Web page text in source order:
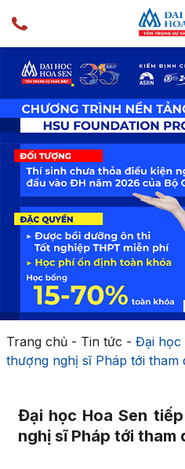
Trang chủ- Tin tức - Đại học
thượng nghị sĩ Pháp tới tham
Đại học Hoa Sen
nghị sĩ Pháp tới tham